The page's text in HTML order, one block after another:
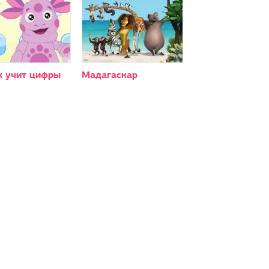
учит цифры Мадагаскар